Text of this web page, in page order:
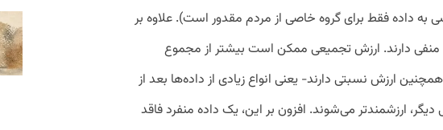
به داده فقط برای گروه خاصی از مردم مقدور است). علاوه بر
و منفی دارند. ارزش تجمیعی ممکن است بیشتر از مجموع
ارزش نسبتی دارند- یعنی انواع زیادی از داده‌ها بعد از
ارزشمندتر می‌شوند. افزون بر این، یک داده منفرد فاقد